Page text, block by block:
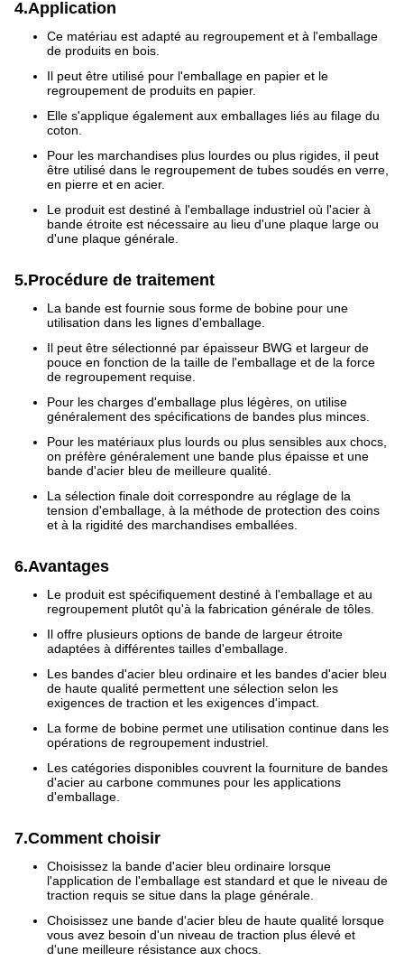
4.Application
Ce matériau est adapté au regroupement et à l'emballage
de produits en bois.
Il peut être utilisé pour l'emballage en papier et le
regroupement de produits en papier.
Elle s'applique également aux emballages liés au filage du
coton.
Pour les marchandises plus lourdes ou plus rigides, il peut
être utilisé dans le regroupement de tubes soudés en verre,
en pierre et en acier.
Le produit est destiné à l'emballage industriel où l'acier à
bande étroite est nécessaire au lieu d'une plaque large ou
d'une plaque générale.
5.Procédure de traitement
La bande est fournie sous forme de bobine pour une
utilisation dans les lignes d'emballage.
Il peut être sélectionné par épaisseur BWG et largeur de
pouce en fonction de la taille de l'emballage et de la force
de regroupement requise.
Pour les charges d'emballage plus légères, on utilise
généralement des spécifications de bandes plus minces.
Pour les matériaux plus lourds ou plus sensibles aux chocs,
on préfère généralement une bande plus épaisse et une
bande d'acier bleu de meilleure qualité.
La sélection finale doit correspondre au réglage de la
tension d'emballage, à la méthode de protection des coins
et à la rigidité des marchandises emballées.
6.Avantages
Le produit est spécifiquement destiné à l'emballage et au
regroupement plutôt qu'à la fabrication générale de tôles.
Il offre plusieurs options de bande de largeur étroite
adaptées à différentes tailles d'emballage.
Les bandes d'acier bleu ordinaire et les bandes d'acier bleu
de haute qualité permettent une sélection selon les
exigences de traction et les exigences d'impact.
La forme de bobine permet une utilisation continue dans les
opérations de regroupement industriel.
Les catégories disponibles couvrent la fourniture de bandes
d'acier au carbone communes pour les applications
d'emballage.
7.Comment choisir
Choisissez la bande d'acier bleu ordinaire lorsque
l'application de l'emballage est standard et que le niveau de
traction requis se situe dans la plage générale.
Choisissez une bande d'acier bleu de haute qualité lorsque
vous avez besoin d'un niveau de traction plus élevé et
d'une meilleure résistance aux chocs.